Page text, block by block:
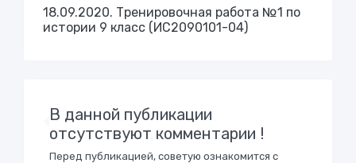
18.09.2020. Тренировочная работа №1 по
истории 9 класс (ИС2090101-04)
В данной публикации
отсутствуют комментарии !
Перед публикацией, советую ознакомится с